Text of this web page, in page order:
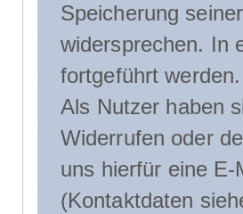
Speicherung
widersprechen. In
fortgeführt werden.
Als Nutzer haben
Widerrufen oder
uns hierfür eine
(Kontaktdaten